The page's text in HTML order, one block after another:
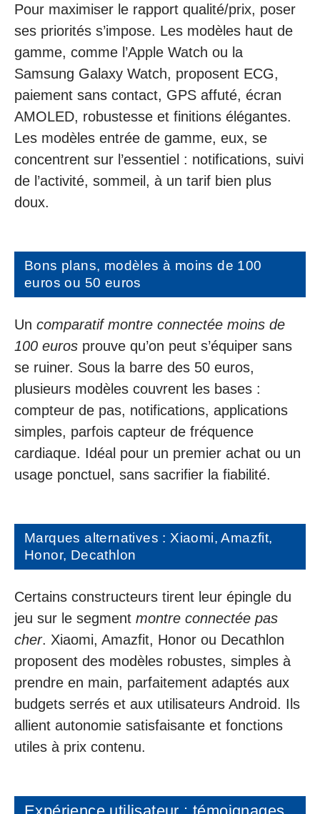
Pour maximiser le rapport qualité/prix, poser
ses priorités s’impose. Les modèles haut de
gamme, comme l’Apple Watch ou la
Samsung Galaxy Watch, proposent ECG,
paiement sans contact, GPS affuté, écran
AMOLED, robustesse et finitions élégantes.
Les modèles entrée de gamme, eux, se
concentrent sur l’essentiel : notifications, suivi
de l’activité, sommeil, à un tarif bien plus
doux.
Bons plans, modèles à moins de 100
euros ou 50 euros
Un comparatif montre connectée moins de
100 euros prouve qu’on peut s’équiper sans
se ruiner. Sous la barre des 50 euros,
plusieurs modèles couvrent les bases :
compteur de pas, notifications, applications
simples, parfois capteur de fréquence
cardiaque. Idéal pour un premier achat ou un
usage ponctuel, sans sacrifier la fiabilité.
Marques alternatives : Xiaomi, Amazfit,
Honor, Decathlon
Certains constructeurs tirent leur épingle du
jeu sur le segment montre connectée pas
cher. Xiaomi, Amazfit, Honor ou Decathlon
proposent des modèles robustes, simples à
prendre en main, parfaitement adaptés aux
budgets serrés et aux utilisateurs Android. Ils
allient autonomie satisfaisante et fonctions
utiles à prix contenu.